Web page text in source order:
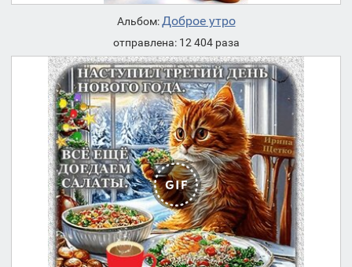
Альбом:Доброе утро
отправлена: 12 404 раза